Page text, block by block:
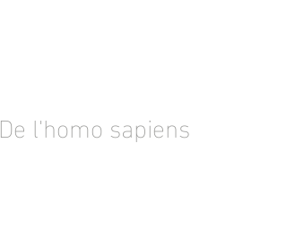
De l'homo sapiens